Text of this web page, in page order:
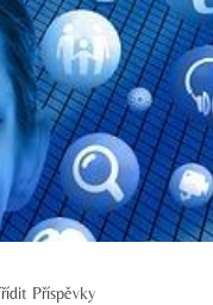
Příspěvky